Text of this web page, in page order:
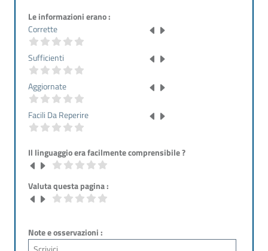
Le informazioni erano :
Corrette
Sufficienti
Aggiornate
Facili Da Reperire
Il linguaggio era facilmente comprensibile ?
Valuta questa pagina :
Note e osservazioni :